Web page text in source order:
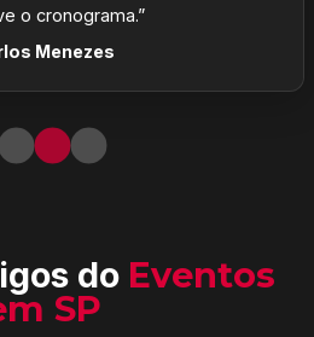
o cronograma.”
Menezes
do Eventos
SP